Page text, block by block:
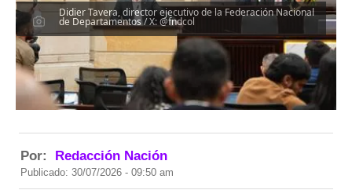
Didier Tavera, director ejecutivo de la Federación Nacional
de Departamentos / X: @fndcol
Por: Redacción Nación
Publicado: 30/07/2026 - 09:50 am